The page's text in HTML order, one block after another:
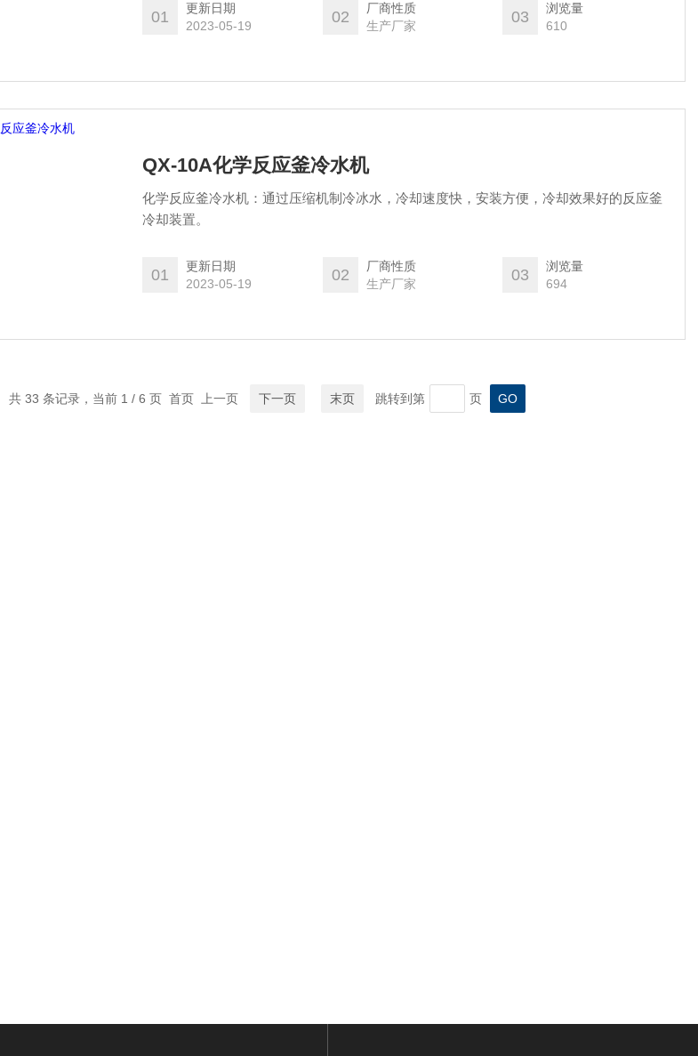
01
更新日期
2023-05-19
02
厂商性质
生产厂家
03
浏览量
610
QX-10A化学反应釜冷水机
化学反应釜冷水机：通过压缩机制冷冰水，冷却速度快，安装方便，冷却效果好的反应釜
冷却装置。
01
更新日期
2023-05-19
02
厂商性质
生产厂家
03
浏览量
694
共 33 条记录，当前 1 / 6 页 首页 上一页 下一页 末页 跳转到第 页